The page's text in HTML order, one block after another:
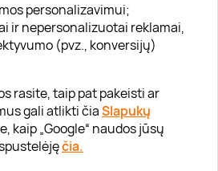
personalizavimui;
ir nepersonalizuotai reklamai,
(pvz., konversijų)
rasite, taip pat pakeisti ar
gali atlikti čiaSlapukų
kaip „Google“ naudos jūsų
čia.